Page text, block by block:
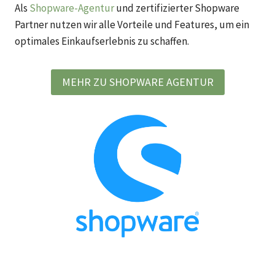
Als Shopware-Agenturund zertifizierter Shopware
Partner nutzen wir alle Vorteile und Features, um ein
optimales Einkaufserlebnis zu schaffen.
MEHR ZU SHOPWARE AGENTUR